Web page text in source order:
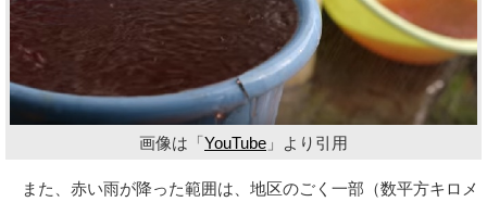
画像は「YouTube 」より引用
また、赤い雨が降った範囲は、地区のごく一部（数平方キロメ